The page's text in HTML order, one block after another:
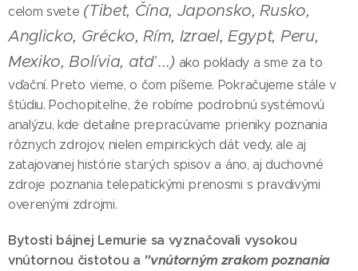
celom svete (Tibet, Čína, Japonsko, Rusko,
Anglicko, Grécko, Rím, Izrael, Egypt, Peru,
Mexiko, Bolívia, atď ...) ako poklady a sme za to
vďační. Preto vieme, o čom píšeme. Pokračujeme stále v
štúdiu. Pochopiteľne, že robíme podrobnú systémovú
analýzu, kde detailne prepracúvame prieniky poznania
rôznych zdrojov, nielen empirických dát vedy, ale aj
zatajovanej histórie starých spisov a áno, aj duchovné
zdroje poznania telepatickými prenosmi s pravdivými
overenými zdrojmi.
Bytosti bájnej Lemurie sa vyznačovali vysokou
vnútornou čistotou a "vnútorným zrakom poznania